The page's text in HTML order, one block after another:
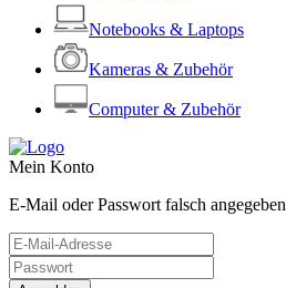
Notebooks & Laptops
Kameras & Zubehör
Computer & Zubehör
Mein Konto
E-Mail oder Passwort falsch angegeben